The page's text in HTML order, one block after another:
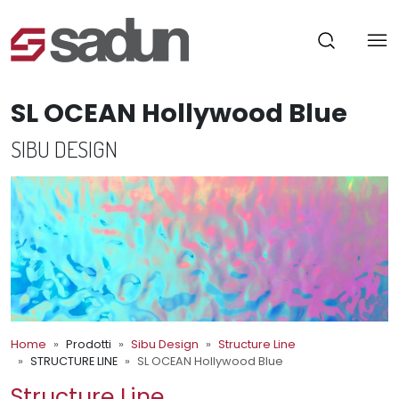
SL OCEAN Hollywood Blue
SIBU DESIGN
Home Prodotti Sibu Design
Structure Line
STRUCTURE LINE
SL OCEAN Hollywood Blue